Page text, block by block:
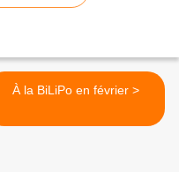
À la BiLiPo en février >